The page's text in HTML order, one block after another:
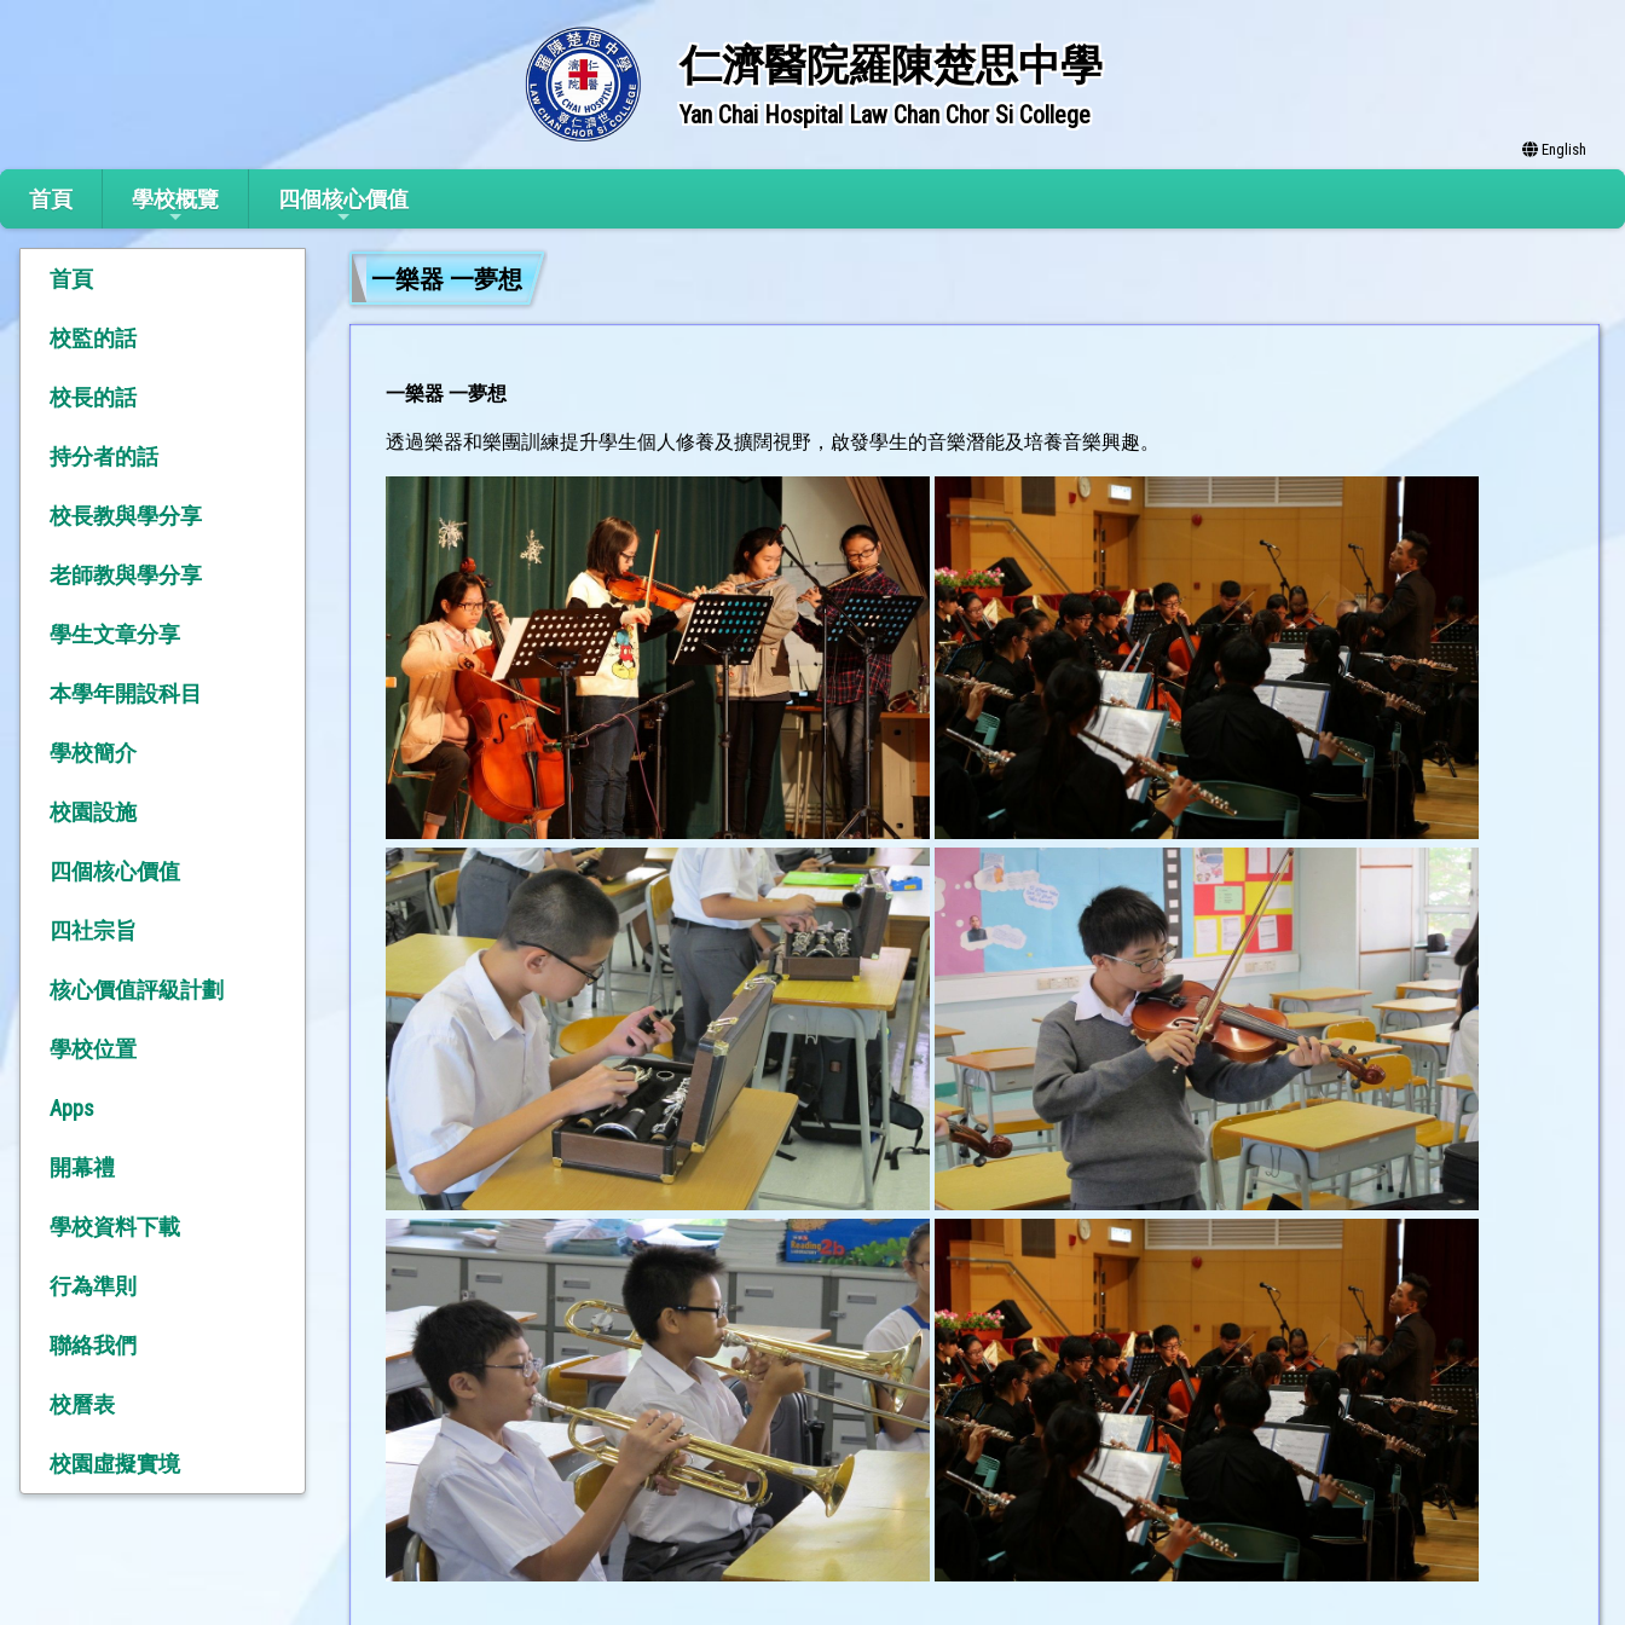
仁濟醫院羅陳楚思中學
Yan Chai Hospital Law Chan Chor Si College
English
首頁 學校概覽 四個核心價值
首頁
校監的話
校長的話
持分者的話
校長教與學分享
老師教與學分享
學生文章分享
本學年開設科目
學校簡介
校園設施
四個核心價值
四社宗旨
核心價值評級計劃
學校位置
Apps
開幕禮
學校資料下載
行為準則
聯絡我們
校曆表
校園虛擬實境
一樂器 一夢想
一樂器 一夢想
透過樂器和樂團訓練提升學生個人修養及擴闊視野，啟發學生的音樂潛能及培養音樂興趣。